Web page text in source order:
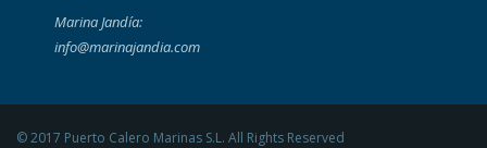
Marina Jandía:
info@marinajandia.com
© 2017 Puerto Calero Marinas S.L. All Rights Reserved